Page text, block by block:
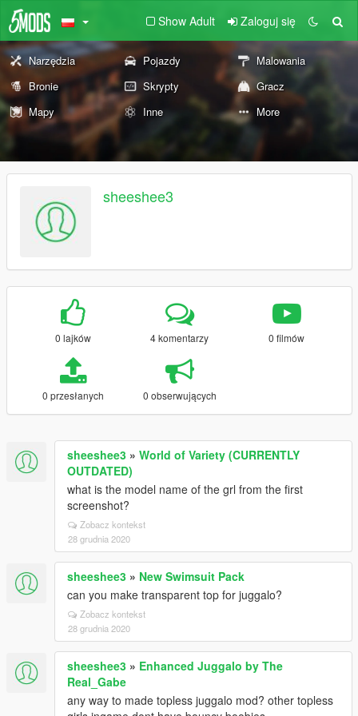
Show Adult Zaloguj się
Narzędzia Pojazdy
Malowania
Bronie
Skrypty
Gracz
Mapy
Inne More
sheeshee3
0 lajków 4 komentarzy 0 filmów
0 przesłanych 0 obserwujących
sheeshee3 » World of Variety (CURRENTLY
OUTDATED)
what is the model name of the grl from the first
screenshot?
Zobacz kontekst
28 grudnia 2020
sheeshee3 » New Swimsuit Pack
can you make transparent top for juggalo?
Zobacz kontekst
28 grudnia 2020
sheeshee3 » Enhanced Juggalo by The
Real_Gabe
any way to made topless juggalo mod? other topless